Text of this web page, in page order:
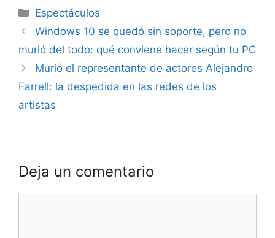
Espectáculos
Windows 10 se quedó sin soporte, pero no
murió del todo: qué conviene hacer según tu PC
Murió el representante de actores Alejandro
Farrell: la despedida en las redes de los
artistas
Deja un comentario